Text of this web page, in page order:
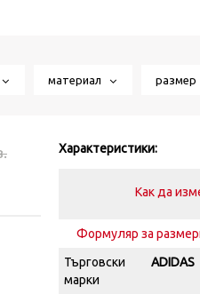
материал размер
Характеристики:
Как да
Формуляр за
Търговски
марки
ADIDAS